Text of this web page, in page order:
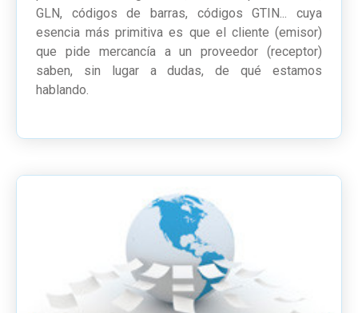
GLN, códigos de barras, códigos GTIN... cuya
esencia más primitiva es que el cliente (emisor)
que pide mercancía a un proveedor (receptor)
saben, sin lugar a dudas, de qué estamos
hablando.